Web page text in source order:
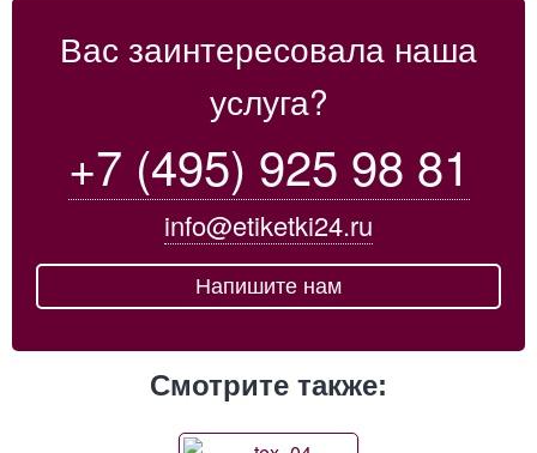
Вас заинтересовала наша
услуга?
+7 (495) 925 98 81
info@etiketki24.ru
Напишите нам
Смотрите также: